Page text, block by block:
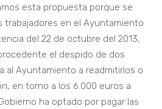
esta propuesta porque se
trabajadores en el Ayuntamiento
del 22 de octubre del 2013,
el despido de dos
al Ayuntamiento a readmitirlos o
en torno a los 6.000 euros a
ha optado por pagar las